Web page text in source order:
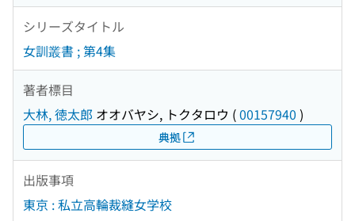
シリーズタイトル
女訓叢書 ; 第4集
著者標目
大林, 徳太郎 オオバヤシ, トクタロウ (00157940 )
典拠
出版事項
東京 : 私立高輪裁縫女学校